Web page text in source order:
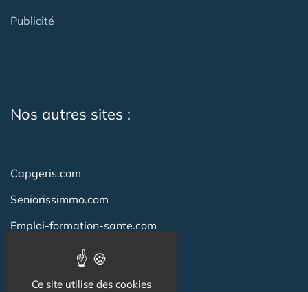
Publicité
Nos autres sites :
Capgeris.com
Seniorissimmo.com
Emploi-formation-sante.com
Creche-et-naissance.com
Ce site utilise des cookies